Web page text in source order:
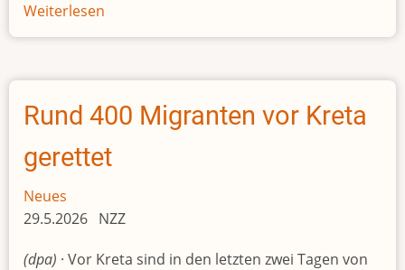
Weiterlesen
Qatar
erwirbt
49
Prozent
an
RwandAir
Rund 400 Migranten vor Kreta
gerettet
Neues
29.5.2026 NZZ
(dpa) · Vor Kreta sind in den letzten zwei Tagen von